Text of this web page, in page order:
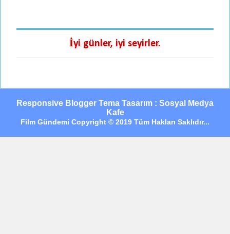
İyi günler, iyi seyirler.
Responsive Blogger Tema Tasarım : Sosyal Medya
Kafe
Film Gündemi Copyright © 2019 Tüm Hakları Saklıdır...